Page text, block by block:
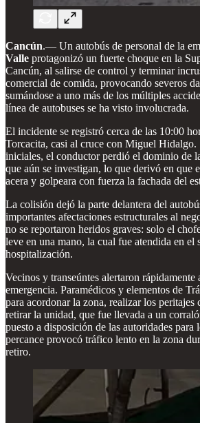
Cancún.— Un autobús de personal de la
Valle protagonizó un fuerte choque en la
Cancún, al salirse de control y terminar
comercial de comida, provocando severos
sumándose a uno más de los múltiples
línea de autobuses se ha visto involucrada.
El incidente se registró cerca de las 10:00
Torcacita, casi al cruce con Miguel Hidalgo.
iniciales, el conductor perdió el dominio de
que aún se investigan, lo que derivó en que
acera y golpeara con fuerza la fachada del
La colisión dejó la parte delantera del
importantes afectaciones estructurales al
no se reportaron heridos graves: solo el
leve en una mano, la cual fue atendida en el
hospitalización.
Vecinos y transeúntes alertaron rápidamente
emergencia. Paramédicos y elementos de
para acordonar la zona, realizar los peritajes
retirar la unidad, que fue llevada a un
puesto a disposición de las autoridades para
percance provocó tráfico lento en la zona
retiro.